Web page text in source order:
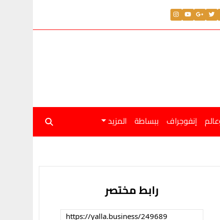
إنفوجراف ببساطة المزيد
رابط مختصر